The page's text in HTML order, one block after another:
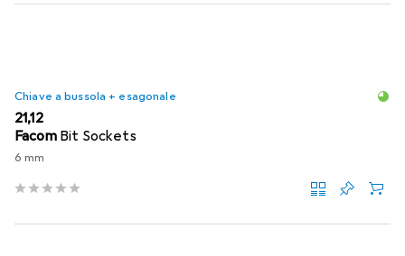
Chiave a bussola + esagonale
EUR
21,12
Facom Bit Sockets
6 mm